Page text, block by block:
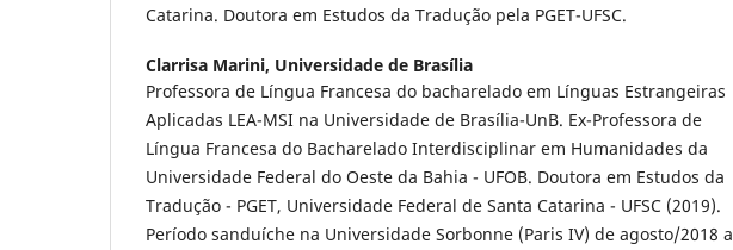
Catarina. Doutora em Estudos da Tradução pela PGET-UFSC.
Clarrisa Marini, Universidade de Brasília
Professora de Língua Francesa do bacharelado em Línguas Estrangeiras
Aplicadas LEA-MSI na Universidade de Brasília-UnB. Ex-Professora de
Língua Francesa do Bacharelado Interdisciplinar em Humanidades da
Universidade Federal do Oeste da Bahia - UFOB. Doutora em Estudos da
Tradução - PGET, Universidade Federal de Santa Catarina - UFSC (2019).
Período sanduíche na Universidade Sorbonne (Paris IV) de agosto/2018 a